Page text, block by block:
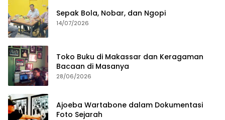
Sepak Bola, Nobar, dan Ngopi
14/07/2026
Toko Buku di Makassar dan Keragaman
Bacaan di Masanya
28/06/2026
Ajoeba Wartabone dalam Dokumentasi
Foto Sejarah